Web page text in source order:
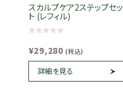
スカルプケア2ステップセッ
ト (レフィル)
¥29,280 (税込)
詳細を見る